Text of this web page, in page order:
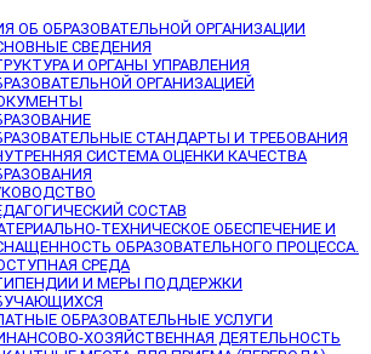
ОБ ОБРАЗОВАТЕЛЬНОЙ ОРГАНИЗАЦИИ
СВЕДЕНИЯ
И ОРГАНЫ УПРАВЛЕНИЯ
ОРГАНИЗАЦИЕЙ
СТАНДАРТЫ И ТРЕБОВАНИЯ
СИСТЕМА ОЦЕНКИ КАЧЕСТВА
СОСТАВ
ТЕХНИЧЕСКОЕ ОБЕСПЕЧЕНИЕ И
ОБРАЗОВАТЕЛЬНОГО ПРОЦЕССА.
СРЕДА
И МЕРЫ ПОДДЕРЖКИ
ОБРАЗОВАТЕЛЬНЫЕ УСЛУГИ
ХОЗЯЙСТВЕННАЯ ДЕЯТЕЛЬНОСТЬ